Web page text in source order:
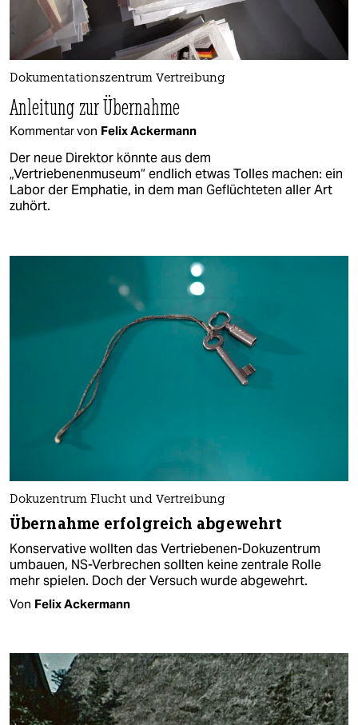
Dokumentationszentrum Vertreibung
Anleitung zur Übernahme
Kommentar von Felix Ackermann
Der neue Direktor könnte aus dem
„Vertriebenenmuseum“ endlich etwas Tolles machen: ein
Labor der Emphatie, in dem man Geflüchteten aller Art
zuhört.
Dokuzentrum Flucht und Vertreibung
Übernahme erfolgreich abgewehrt
Konservative wollten das Vertriebenen-Dokuzentrum
umbauen, NS-Verbrechen sollten keine zentrale Rolle
mehr spielen. Doch der Versuch wurde abgewehrt.
Von Felix Ackermann